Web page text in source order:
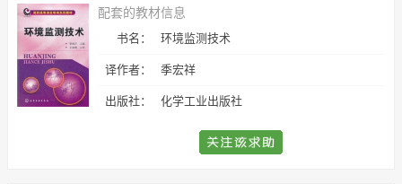
配套的教材信息
书名： 环境监测技术
译作者： 季宏祥
出版社： 化学工业出版社